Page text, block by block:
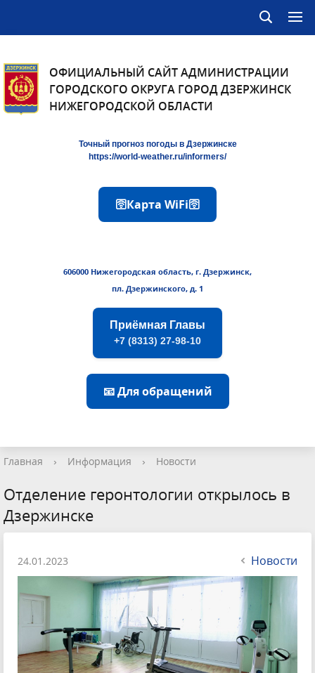
ОФИЦИАЛЬНЫЙ САЙТ АДМИНИСТРАЦИИ
ГОРОДСКОГО ОКРУГА ГОРОД ДЗЕРЖИНСК
НИЖЕГОРОДСКОЙ ОБЛАСТИ
Точный прогноз погоды в Дзержинске
https://world-weather.ru/informers/
🛜Карта WiFi🛜
606000 Нижегородская область, г. Дзержинск,
пл. Дзержинского, д. 1
Приёмная Главы
+7 (8313) 27-98-10
📧 Для обращений
Главная › Информация › Новости
Отделение геронтологии открылось в
Дзержинске
24.01.2023 Новости